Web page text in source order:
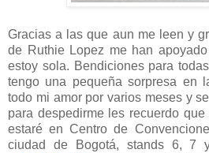
Gracias a las que aun me leen y
de Ruthie Lopez me han
estoy sola. Bendiciones para
tengo una pequeña sorpresa en
todo mi amor por varios meses y
para despedirme les recuerdo
estaré en Centro de
ciudad de Bogotá, stands 6, 7